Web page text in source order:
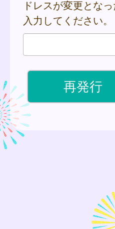
ドレスが変更とな
入力してください。